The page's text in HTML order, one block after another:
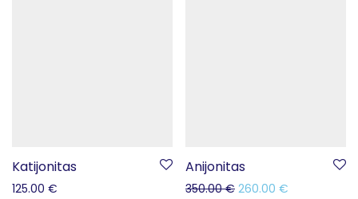
Katijonitas
125.00 €
Anijonitas
350.00€ 260.00 €